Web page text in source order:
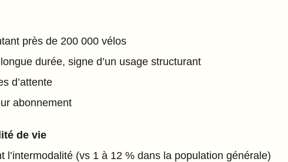
près de 200 000 vélos
durée, signe d’un usage structurant
d’attente
abonnement
de vie
(vs 1 à 12 % dans la population générale)